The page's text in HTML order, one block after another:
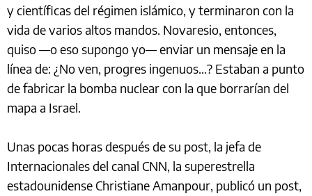
y científicas del régimen islámico, y terminaron con la
vida de varios altos mandos. Novaresio, entonces,
quiso —o eso supongo yo— enviar un mensaje en la
línea de: ¿No ven, progres ingenuos…? Estaban a punto
de fabricar la bomba nuclear con la que borrarían del
mapa a Israel.
Unas pocas horas después de su post, la jefa de
Internacionales del canal CNN, la superestrella
estadounidense Christiane Amanpour, publicó un post,